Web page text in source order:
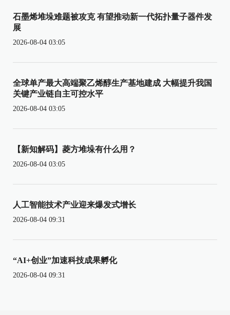
石墨烯堆垛难题被攻克 有望推动新一代拓扑量子器件发
展
2026-08-04 03:05
全球单产最大高端聚乙烯醇生产基地建成 大幅提升我国
关键产业链自主可控水平
2026-08-04 03:05
【新知解码】菱方堆垛有什么用？
2026-08-04 03:05
人工智能技术产业迎来爆发式增长
2026-08-04 09:31
“AI+创业”加速科技成果孵化
2026-08-04 09:31